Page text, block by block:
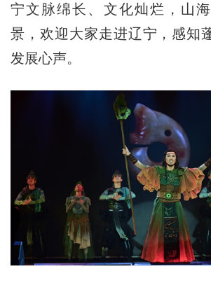
宁文脉绵长、文化灿烂，山
景，欢迎大家走进辽宁，感知
发展心声。